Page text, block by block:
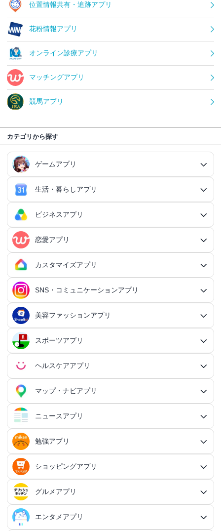
位置情報共有・追跡アプリ
花粉情報アプリ
オンライン診療アプリ
マッチングアプリ
競馬アプリ
カテゴリから探す
ゲームアプリ
ゲームアプリ総合
RPGアプリ
RPGアプリ総合
王道RPGアプリ
シミュレーションRPGアプリ
ダンジョンRPGアプリ
MMORPGアプリ
放置系RPGアプリ
美少女RPGアプリ
カードRPGアプリ
クイズRPGアプリ
カジュアルRPGアプリ
アクションゲームアプリ
2Dアクションアプリ
3Dアクションアプリ
アクションRPGアプリ
MOBAアプリ
ステルスゲームアプリ
シミュレーションアプリ総合
育成シミュレーションアプリ
戦略シミュレーションアプリ
箱庭シミュレーションアプリ
恋愛シミュレーションアプリ
メタバース体験シミュレーションゲームアプリ
対戦・協力ゲームアプリ
対戦・協力ゲームアプリ総合
オンライン対戦アプリ
協力・マルチプレイアプリ
シューティングゲームアプリ
FPSアプリ
オンラインシューティングアプリ
縦スクシューティングアプリ
横スクシューティングアプリ
スナイパーゲームアプリ
フライトシューティングアプリ
アドベンチャーゲームアプリ
アドベンチャーゲームアプリ総合
ミステリーアドベンチャーアプリ
ホラーアドベンチャーアプリ
サウンドノベルアプリ
サバイバルアドベンチャーアプリ
テキストアドベンチャーアプリ
パズル・脳トレアプリ
パズル・脳トレアプリ総合
パズルゲームアプリ
脱出ゲームアプリ
脳トレゲームアプリ
推理ゲームアプリ
間違い探し・探し物ゲームアプリ
音楽ゲームアプリ
音楽ゲームアプリ総合
手持ち曲で遊ぶ音ゲーアプリ
ボカロ曲収録音ゲーアプリ
リズムタップゲームアプリ
オープンワールドアプリ
オープンワールドアプリ総合
3Dサンドボックスアプリ
カジュアルゲームアプリ
クレーンゲームアプリ
放置系ゲームアプリ
バカゲー・奇ゲーアプリ
萌え系カジュアルゲームアプリ
育成ゲームアプリ
育成ゲームアプリ総合
恋愛ゲームアプリ
恋愛ゲームアプリ総合
乙女系恋愛ゲームアプリ
男性向け恋愛ゲームアプリ
キャラゲーアプリ
ポケモンアプリ
スポーツゲームアプリ
スポーツゲームアプリ総合
生活・暮らしアプリ
生活・暮らしアプリ総合
ファイナンスアプリ
ふるさと納税アプリ
貯金アプリ
スマホ決済アプリ
クレジットカードアプリ
投資アプリ
ギャンブルの管理アプリ
日記アプリ
SNS感覚の日記アプリ
交換日記アプリ
写真カレンダーアプリ
シンプルな日記アプリ
終活アプリ
行動記録アプリ
行動記録アプリ総合
習慣化アプリ
ポイ活アプリ
ポイ活アプリ総合
レシートポイ活アプリ
歩いてお金を稼ぐアプリ
アンケートアプリ
登録でお金がもらえるアプリ
動画を見るだけで稼ぐアプリ
スケジューラ・時計アプリ
リマインダーアプリ
時計アプリ
タイマーアプリ
ライフログアプリ
持ち物管理アプリ
生理周期アプリ
体重管理アプリ
血圧記録アプリ
体温記録アプリ
飲食店記録アプリ
趣味記録アプリ
家事アプリ総合
掃除アプリ
家事分担アプリ
育児アプリ
育児アプリ総合
育児記録アプリ
知育アプリ
子育てSNSアプリ
授乳・離乳食の管理アプリ
防犯アプリ
防犯アプリ総合
防犯ブザーアプリ
防災アプリ
緊急地震速報アプリ
安否確認アプリ
防災マップアプリ
メモアプリ
メモアプリ総合
原稿用紙アプリ
電卓アプリ
電卓アプリ総合
時間計算機アプリ
インテリアアプリ
知恵袋・雑学アプリ
ビジネスアプリ
ビジネスアプリ総合
タスク管理アプリ
タスク管理アプリ総合
個人タスク管理アプリ
タスク共有アプリ
プロジェクト管理アプリ
QRコードアプリ
QRコード読み取りアプリ
QRコード作成アプリ
janコード検索アプリ
OCRアプリ
OCRアプリ総合
翻訳カメラアプリ
議事録アプリ
議事録アプリ総合
文字起こしアプリ
高音質ボイスレコーダーアプリ
顧客管理アプリ
ファイル管理アプリ
ファイル管理アプリ総合
クラウド保存・共有アプリ
PDFアプリ
ファイルマネージャーアプリ
オフィスソフトアプリ
名刺管理アプリ総合
会計アプリ
会計アプリ総合
請求書アプリ
経費精算アプリ
小売・卸売支援ツールアプリ
在庫管理アプリ
レジアプリ
思考整理アプリ
マインドマップアプリ
マンダラチャートアプリ
転職アプリ
転職アプリ総合
建築アプリ
建築アプリ総合
恋愛アプリ
恋愛アプリ総合
マッチングアプリ
マッチングアプリ総合
20代向けマッチングアプリ
30代向けマッチングアプリ
40代向けマッチングアプリ
60代・シニア向けマッチングアプリ
出会いアプリ
カップルアプリ
カップルアプリ総合
記念日アプリ
デートスポットアプリ
恋愛診断アプリ
恋愛情報・モテる方法アプリ
恋愛相談アプリ
女性の悩み解決アプリ
カスタマイズアプリ
カスタマイズアプリ総合
IFTTTアプリ
オートクリッカーアプリ
ネットワークアプリ
Wi-Fiアプリ
スピードテストアプリ
VPNアプリ
スマホ最適化アプリ総合
メモリの確認／解放アプリ
パスワード管理アプリ
セキュリティ対策アプリ
VPNアプリ
盗み見防止アプリ
覗き見防止アプリ
キーボードアプリ
文字起こしアプリ
顔文字・絵文字アプリ
日本語入力アプリ
クリップボードアプリ
画面の設定アプリ
ホーム画面アプリ
ウィジェットカスタマイズアプリ
ロック画面カスタマイズアプリ
画面録画アプリ
音の設定アプリ
録音アプリ
着信音アプリ
音楽編集アプリ
SNS・コミュニケーションアプリ
SNS・コミュニケーションアプリ総合
SNSアプリ
X（Twitter）アプリ
LINEアプリ
マストドンアプリ
写真投稿SNSアプリ
動画投稿SNSアプリ
Instagramアプリ
音楽SNSアプリ
オタクSNSアプリ
メールアプリ
多機能メーラーアプリ
フリーメールアプリ
チャットアプリ
チャットアプリ総合
お絵描きチャットアプリ
ランダムチャットアプリ
ボイス・ビデオチャットアプリ
電話アプリ
電話アプリ総合
ビデオ通話アプリ
電話帳アプリ
インターネット電話アプリ
国際電話アプリ
掲示板アプリ
ゲーム募集アプリ
地元コミュニティアプリ
アイコン画像アプリ
アイコン画像アプリ総合
アバター・似顔絵アプリ
年賀状・カードアプリ
年賀状アプリ
住所録アプリ
イベント企画アプリ
イベント企画アプリ総合
AI彼氏・彼女アプリ
美容ファッションアプリ
美容ファッションアプリ総合
ヘア・メイク・ネイルアプリ
髪型アプリ
メイク・スキンケアアプリ
ファッションアプリ
似合うメガネ診断アプリ
コーデの参考アプリ
服デザインアプリ
ボディケア・エステアプリ
女性向けダイエットアプリ
整形アプリ
スポーツアプリ
スポーツアプリ総合
陸上競技アプリ
陸上競技アプリ総合
ウォーキングアプリ
ランニングアプリ
自転車アプリ
ジョギング・サイクリングの道を記録アプリ
テニスアプリ
ライトアプリ
ライトアプリ総合
野球アプリ
野球アプリ総合
プロ野球速報アプリ
野球スコアアプリ
ボウリングアプリ
ボウリングゲームアプリ
速度計測アプリ
速度計測アプリ総合
球技アプリ
ヘルスケアアプリ
ヘルスケアアプリ総合
健康管理アプリ
健康管理アプリ総合
体重管理アプリ
食事管理アプリ
睡眠アプリ
ウォーキングアプリ
妊娠・出産アプリ
妊活アプリ
認知症・物忘れ防止アプリ
認知症・物忘れ防止アプリ総合
ダイエットアプリ
ダイエットアプリ総合
体重管理アプリ
身体測定アプリ
家庭医学・セルフケアアプリ
マップ・ナビアプリ
マップ・ナビアプリ総合
ドライブアプリ
ドライブアプリ総合
バイクナビアプリ
道路交通情報アプリ
鉄道アプリ
路線図アプリ
駅構内案内アプリ
旅行アプリ
旅行アプリ総合
観光アプリ
飲食店検索アプリ
飲食店検索アプリ総合
ニュースアプリ
ニュースアプリ総合
スポーツニュースアプリ
スポーツニュースアプリ総合
サッカー情報アプリ
プロ野球速報アプリ
天気アプリ
世界の天気アプリ
勉強アプリ
勉強アプリ総合
語学アプリ
語学アプリ総合
資格アプリ
ショッピングアプリ
ショッピングアプリ総合
フリマアプリ
グルメアプリ
グルメアプリ総合
エンタメアプリ